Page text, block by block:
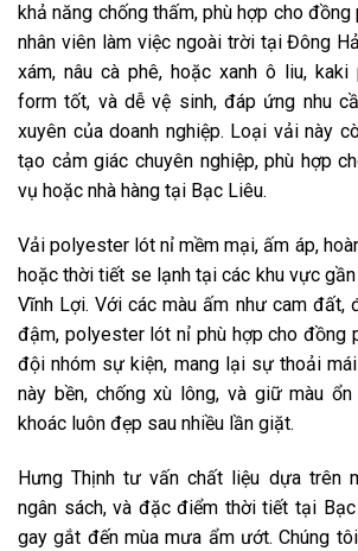
khả năng chống thấm, phù hợp cho
nhân viên làm việc ngoài trời tại Đông
xám, nâu cà phê, hoặc xanh ô liu,
form tốt, và dễ vệ sinh, đáp ứng nhu
xuyên của doanh nghiệp. Loại vải này
tạo cảm giác chuyên nghiệp, phù hợp
vụ hoặc nhà hàng tại Bạc Liêu.
Vải polyester lót nỉ mềm mại, ấm áp,
hoặc thời tiết se lạnh tại các khu vực
Vĩnh Lợi. Với các màu ấm như cam đất,
đậm, polyester lót nỉ phù hợp cho đồng
đội nhóm sự kiện, mang lại sự thoải
này bền, chống xù lông, và giữ màu
khoác luôn đẹp sau nhiều lần giặt.
Hưng Thịnh tư vấn chất liệu dựa trên
ngân sách, và đặc điểm thời tiết tại
gay gắt đến mùa mưa ẩm ướt. Chúng